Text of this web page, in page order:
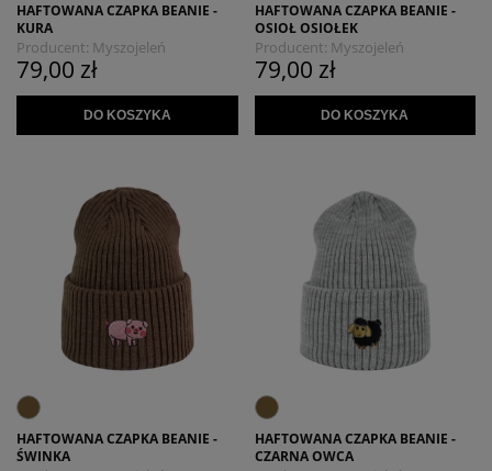
HAFTOWANA CZAPKA BEANIE -
KURA
Producent: Myszojeleń
79,00 zł
DO KOSZYKA
HAFTOWANA CZAPKA BEANIE -
OSIOŁ OSIOŁEK
Producent: Myszojeleń
79,00 zł
DO KOSZYKA
HAFTOWANA CZAPKA BEANIE -
ŚWINKA
HAFTOWANA CZAPKA BEANIE -
CZARNA OWCA